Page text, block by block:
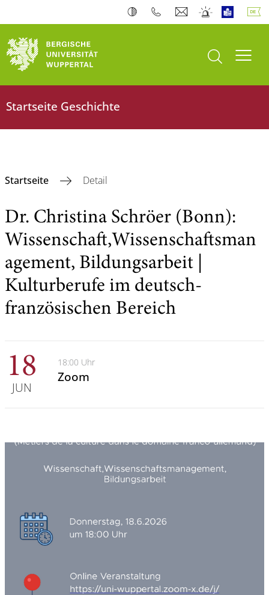
Suche öffnen
Startseite Geschichte
Startseite Detail
Dr. Christina Schröer (Bonn):
Wissenschaft,Wissenschaftsman
agement, Bildungsarbeit |
Kulturberufe im deutsch-
französischen Bereich
18
JUN
18:00 Uhr
Zoom